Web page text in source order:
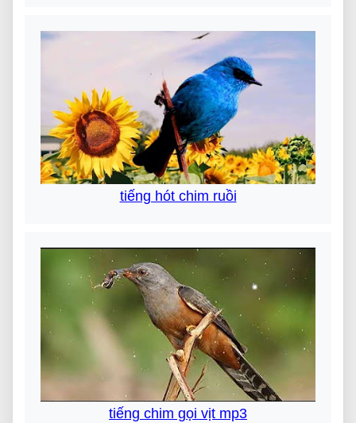
tiếng hót chim ruồi
tiếng chim gọi vịt mp3